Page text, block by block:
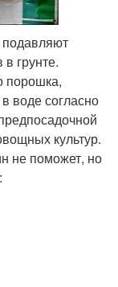
подавляют
грунте.
порошка,
воде согласно
культур.
не поможет, но